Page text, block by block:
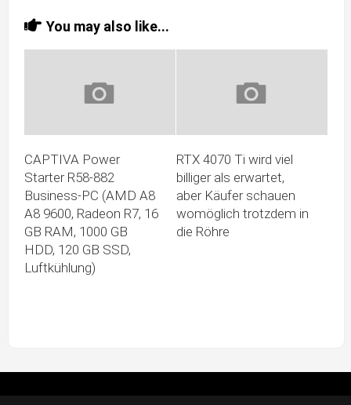
You may also like...
CAPTIVA Power
Starter R58-882
Business-PC (AMD A8
A8 9600, Radeon R7, 16
GB RAM, 1000 GB
HDD, 120 GB SSD,
Luftkühlung)
RTX 4070 Ti wird viel
billiger als erwartet,
aber Käufer schauen
womöglich trotzdem in
die Röhre